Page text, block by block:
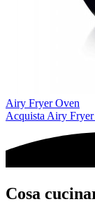
Airy Fryer Oven
Acquista Airy Fryer
Cosa